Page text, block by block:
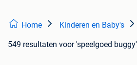
Home Kinderen en Baby's
549 resultaten voor 'speelgoed buggy'